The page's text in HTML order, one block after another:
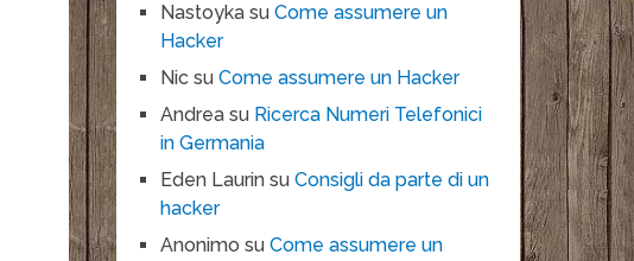
Nastoyka suCome assumere un
Hacker
Nic suCome assumere un Hacker
Andrea su Ricerca Numeri Telefonici
in Germania
Eden Laurin suConsigli da parte di un
hacker
Anonimo suCome assumere un